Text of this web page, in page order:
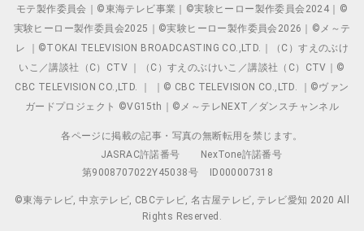
モテ製作委員会｜©東海テレビ事業｜©実験ヒーロー製作委員会2024｜©
実験ヒーロー製作委員会2025｜©実験ヒーロー製作委員会2026｜©メ～テ
レ ｜©TOKAI TELEVISION BROADCASTING CO.,LTD.｜（C）すえのぶけ
いこ／講談社（C）CTV ｜（C）すえのぶけいこ／講談社（C）CTV｜©
CBC TELEVISION CO.,LTD. ｜ ｜© CBC TELEVISION CO.,LTD. ｜©ヴァン
ガードプロジェクト ©VG15th｜©メ～テレNEXT／ダンスチャンネル
各ページに掲載の記事・写真の無断転用を禁じます。
JASRAC許諾番号
NexTone許諾番号
第9008707022Y45038号
ID000007318
©東海テレビ, 中京テレビ, CBCテレビ, 名古屋テレビ, テレビ愛知 2020 All
Rights Reserved.